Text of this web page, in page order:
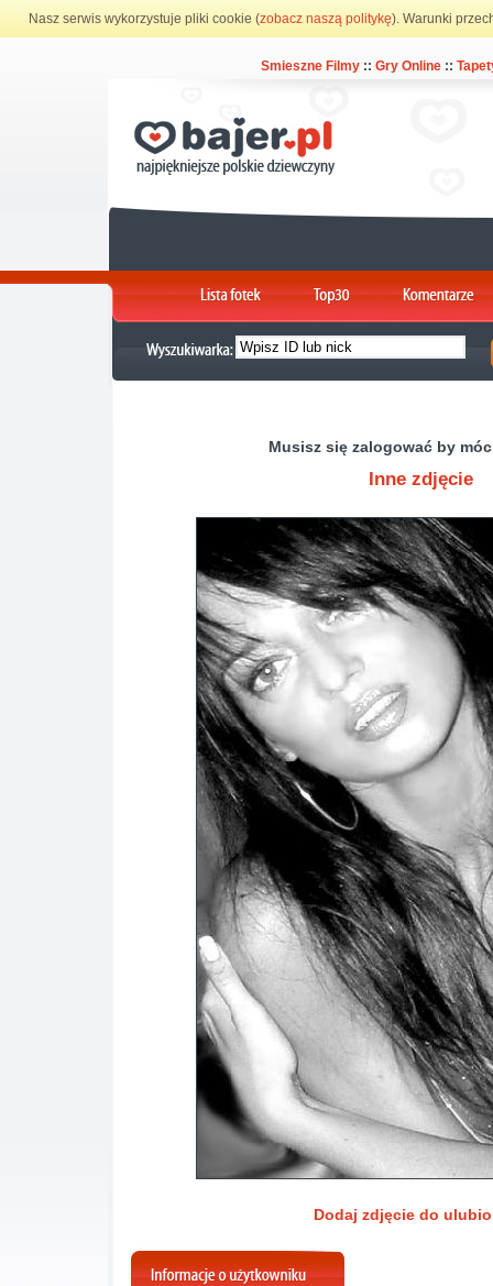
Nasz serwis wykorzystuje pliki cookie (zobacz naszą politykę). Warunki
Smieszne Filmy ::Gry Online ::
Musisz się zalogować by
Inne zdjęcie
Dodaj zdjęcie do